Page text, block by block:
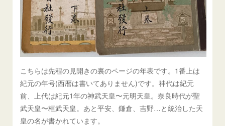
こちらは先程の見開きの裏のページの年表です。1番上は
紀元の年号(西暦は書いてありません)です。神代は紀元
前、上代は紀元1年の神武天皇〜元明天皇。奈良時代が聖
武天皇〜桓武天皇。あと平安、鎌倉、吉野…と統治した天
皇の名が書かれています。